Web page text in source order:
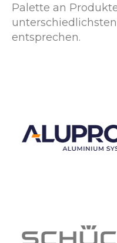
Palette an
entsprechen.